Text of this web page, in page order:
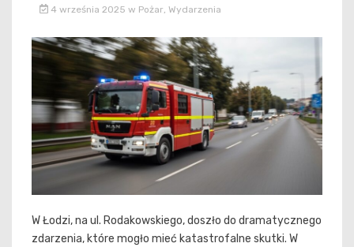
4 września 2025 w Pożar Wydarzenia
W Łodzi, na ul. Rodakowskiego, doszło do dramatycznego
zdarzenia, które mogło mieć katastrofalne skutki. W